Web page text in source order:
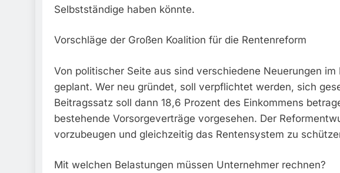
Selbstständige haben könnte.
Vorschläge der Großen Koalition für die Rentenreform
Von politischer Seite aus sind verschiedene Neuerungen
geplant. Wer neu gründet, soll verpflichtet werden, sich
Beitragssatz soll dann 18,6 Prozent des Einkommens
bestehende Vorsorgeverträge vorgesehen. Der
vorzubeugen und gleichzeitig das Rentensystem zu
Mit welchen Belastungen müssen Unternehmer rechnen?